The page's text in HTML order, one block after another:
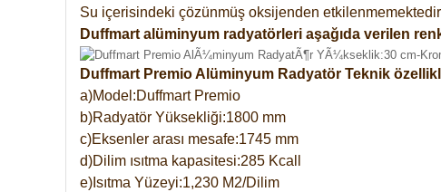
Su içerisindeki çözünmüş oksijenden
Duffmart alüminyum radyatörleri aşağıda verilen
Duffmart Premio Alüminyum Radyatör Teknik
a)Model:Duffmart Premio
b)Radyatör Yüksekliği:1800 mm
c)Eksenler arası mesafe:1745 mm
d)Dilim ısıtma kapasitesi:285 Kcall
e)Isıtma Yüzeyi:1,230 M2/Dilim